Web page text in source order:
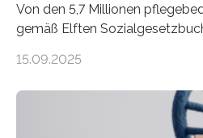
Von den 5,7 Millionen
gemäß Elften
2050 wird eine Zunahme der
Wissenschaftler*innen des
Altersfragen, des DIW Berlin
15.09.2025